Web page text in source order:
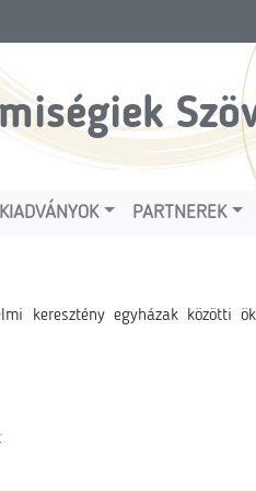
KIADVÁNYOK PARTNEREK
keresztény egyházak közötti